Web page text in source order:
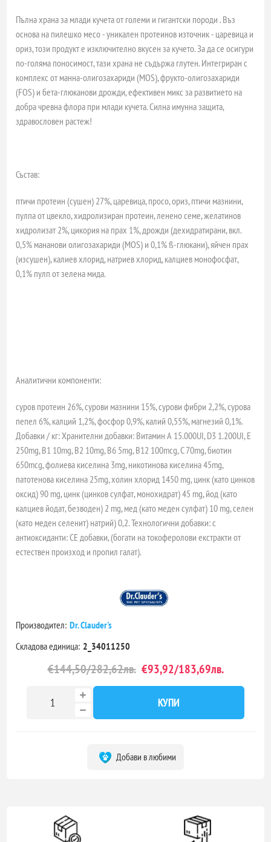
Пълна храна за млади кучета от големи и гигантски породи . Въз
основа на пилешко месо - уникален протеинов източник - царевица и
ориз, този продукт е изключително вкусен за кучето. За да се осигури
по-голяма поносимост, тази храна не съдържа глутен. Интегриран с
комплекс от манна-олигозахариди (MOS), фрукто-олигозахариди
(FOS) и бета-глюканови дрожди, ефективен микс за развитието на
добра чревна флора при млади кучета. Силна имунна защита,
здравословен растеж!
Състав:
птичи протеин (сушен) 27%, царевица, просо, ориз, птичи мазнини,
пулпа от цвекло, хидролизиран протеин, ленено семе, желатинов
хидролизат 2%, цикория на прах 1%, дрожди (дехидратирани, вкл.
0,5% мананови олигозахариди (MOS) и 0,1% ß-глюкани), яйчен прах
(изсушен), калиев хлорид, натриев хлорид, калциев монофосфат,
0,1% пулп от зелена мида.
Аналитични компоненти:
суров протеин 26%, сурови мазнини 15%, сурови фибри 2,2%, сурова
пепел 6%, калций 1,2%, фосфор 0,9%, калий 0,55%, магнезий 0,1%.
Добавки / кг: Хранителни добавки: Витамин А 15.000UI, D3 1.200UI, E
250mg, B1 10mg, B2 10mg, B6 5mg, B12 100mcg, C 70mg, биотин
650mcg, фолиева киселина 3mg, никотинова киселина 45mg,
патотенова киселина 25mg, холин хлорид 1450 mg, цинк (като цинков
оксид) 90 mg, цинк (цинков сулфат, монохидрат) 45 mg, йод (като
калциев йодат, безводен) 2 mg, мед (като меден сулфат) 10 mg, селен
(като меден селенит) натрий) 0,2. Технологични добавки: с
антиоксиданти: CE добавки, (богати на токоферолови екстракти от
естествен произход и пропил галат).
Производител: Dr. Clauder's
Складова единица: 2_34011250
€144,50/282,62лв. €93,92/183,69лв.
КУПИ
Добави в любими